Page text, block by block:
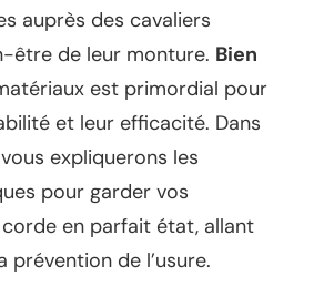
auprès des cavaliers
être de leur monture. Bien
est primordial pour
et leur efficacité. Dans
expliquerons les
pour garder vos
en parfait état, allant
prévention de l’usure.